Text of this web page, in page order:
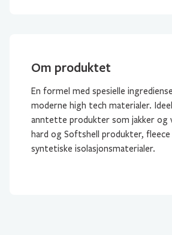
Om produktet
En formel med spesielle
moderne high tech materialer.
anntette produkter som jakker og
hard og Softshell produkter, fleece
syntetiske isolasjonsmaterialer.